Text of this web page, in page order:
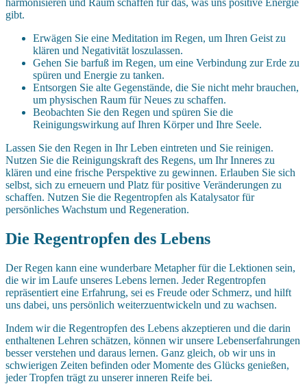
gibt.
Erwägen Sie eine Meditation im Regen, um Ihren Geist zu
klären und Negativität loszulassen.
Gehen Sie barfuß im Regen, um eine Verbindung zur Erde zu
spüren und Energie zu tanken.
Entsorgen Sie alte Gegenstände, die Sie nicht mehr brauchen,
um physischen Raum für Neues zu schaffen.
Beobachten Sie den Regen und spüren Sie die
Reinigungswirkung auf Ihren Körper und Ihre Seele.
Lassen Sie den Regen in Ihr Leben eintreten und Sie reinigen.
Nutzen Sie die Reinigungskraft des Regens, um Ihr Inneres zu
klären und eine frische Perspektive zu gewinnen. Erlauben Sie sich
selbst, sich zu erneuern und Platz für positive Veränderungen zu
schaffen. Nutzen Sie die Regentropfen als Katalysator für
persönliches Wachstum und Regeneration.
Die Regentropfen des Lebens
Der Regen kann eine wunderbare Metapher für die Lektionen sein,
die wir im Laufe unseres Lebens lernen. Jeder Regentropfen
repräsentiert eine Erfahrung, sei es Freude oder Schmerz, und hilft
uns dabei, uns persönlich weiterzuentwickeln und zu wachsen.
Indem wir die Regentropfen des Lebens akzeptieren und die darin
enthaltenen Lehren schätzen, können wir unsere Lebenserfahrungen
besser verstehen und daraus lernen. Ganz gleich, ob wir uns in
schwierigen Zeiten befinden oder Momente des Glücks genießen,
jeder Tropfen trägt zu unserer inneren Reife bei.